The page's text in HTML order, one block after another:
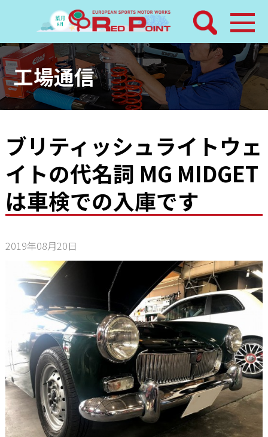
検索
ホーム
トピックス
レッドポイントパーツ
その他サービス
工場通信
お問い合わせ
工場通信
ブリティッシュライトウェ
イトの代名詞 MG MIDGET
は車検での入庫です
2019年08月20日